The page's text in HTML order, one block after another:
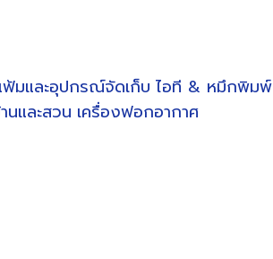
มและอุปกรณ์จัดเก็บ ไอที & หมึกพิมพ์
นและสวน เครื่องฟอกอากาศ